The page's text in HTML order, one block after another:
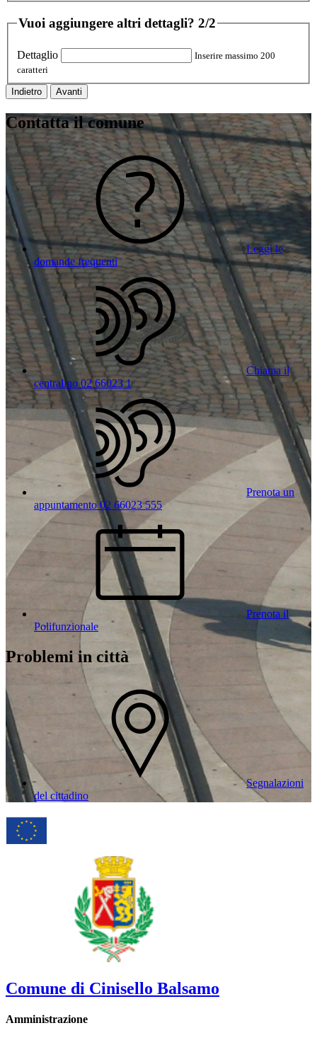
Vuoi aggiungere altri dettagli? 2/2
Dettaglio
Inserire massimo 200
caratteri
Indietro Avanti
Contatta il comune
Leggi le
domande frequenti
Chiama il
centralino 02 66023 1
Prenota un
appuntamento 02 66023 555
Prenota il
Polifunzionale
Problemi in città
Segnalazioni
del cittadino
Comune di Cinisello Balsamo
Amministrazione